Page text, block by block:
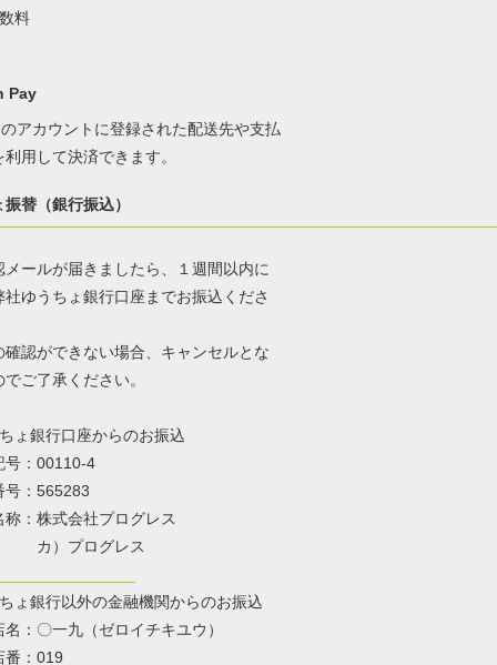
料
Pay
アカウントに登録された配送先や支払
利用して決済できます。
替（銀行振込）
メールが届きましたら、１週間以内に
社ゆうちょ銀行口座までお振込くださ
確認ができない場合、キャンセルとな
ご了承ください。
銀行口座からのお振込
00110-4
565283
式会社プログレス
ログレス
銀行以外の金融機関からのお振込
一九（ゼロイチキユウ）
019